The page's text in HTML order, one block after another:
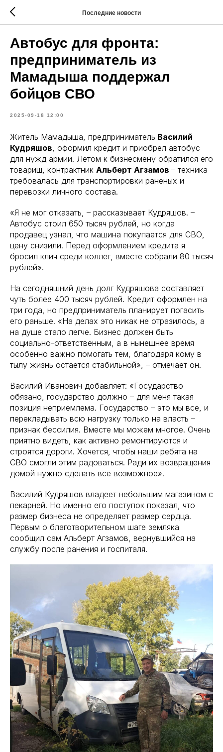
Последние новости
Автобус для фронта:
предприниматель из
Мамадыша поддержал
бойцов СВО
2025-09-18 12:00
Житель Мамадыша, предприниматель Василий
Кудряшов, оформил кредит и приобрел автобус
для нужд армии. Летом к бизнесмену обратился его
товарищ, контрактник Альберт Агзамов – техника
требовалась для транспортировки раненых и
перевозки личного состава.
«Я не мог отказать, – рассказывает Кудряшов. –
Автобус стоил 650 тысяч рублей, но когда
продавец узнал, что машина покупается для СВО,
цену снизили. Перед оформлением кредита я
бросил клич среди коллег, вместе собрали 80 тысяч
рублей».
На сегодняшний день долг Кудряшова составляет
чуть более 400 тысяч рублей. Кредит оформлен на
три года, но предприниматель планирует погасить
его раньше. «На делах это никак не отразилось, а
на душе стало легче. Бизнес должен быть
социально-ответственным, а в нынешнее время
особенно важно помогать тем, благодаря кому в
тылу жизнь остается стабильной», – отмечает он.
Василий Иванович добавляет: «Государство
обязано, государство должно – для меня такая
позиция неприемлема. Государство – это мы все, и
перекладывать всю нагрузку только на власть –
признак бессилия. Вместе мы можем многое. Очень
приятно видеть, как активно ремонтируются и
строятся дороги. Хочется, чтобы наши ребята на
СВО смогли этим радоваться. Ради их возвращения
домой нужно сделать все возможное».
Василий Кудряшов владеет небольшим магазином с
пекарней. Но именно его поступок показал, что
размер бизнеса не определяет размер сердца.
Первым о благотворительном шаге земляка
сообщил сам Альберт Агзамов, вернувшийся на
службу после ранения и госпиталя.